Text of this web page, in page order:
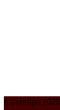
6 октября 2020